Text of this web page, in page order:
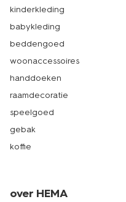
kinderkleding
babykleding
beddengoed
woonaccessoires
handdoeken
raamdecoratie
speelgoed
gebak
koffie
over HEMA